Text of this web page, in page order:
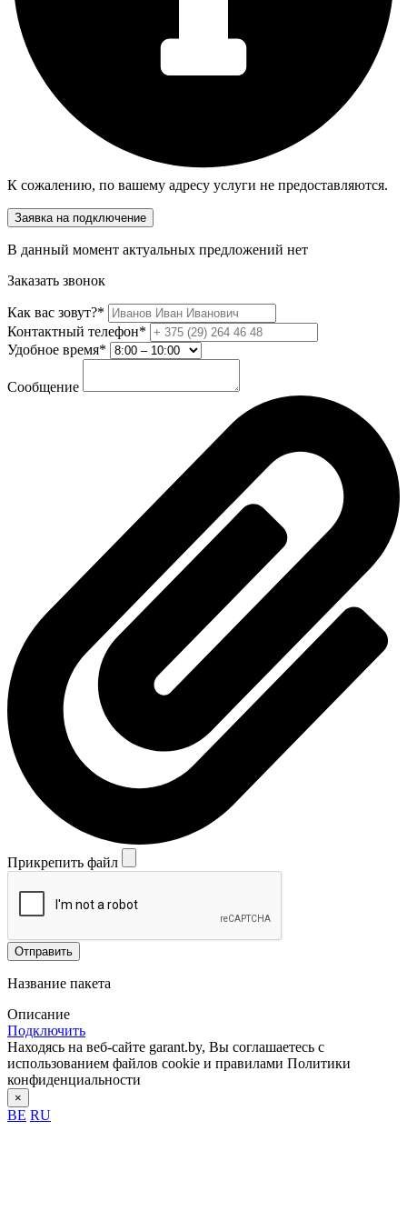
К сожалению, по вашему адресу услуги не предоставляются.
Заявка на подключение
В данный момент актуальных предложений нет
Заказать звонок
Как вас зовут?*
Контактный телефон*
Удобное время*
Сообщение
Прикрепить файл
Отправить
Название пакета
Описание
Подключить
Находясь на веб-сайте garant.by, Вы соглашаетесь с
использованием файлов cookie и правилами Политики
конфиденциальности
×
BE RU